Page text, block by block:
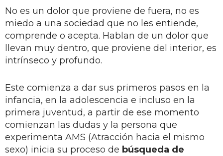
No es un dolor que proviene de fuera, no es
miedo a una sociedad que no les entiende,
comprende o acepta. Hablan de un dolor que
llevan muy dentro, que proviene del interior, es
intrínseco y profundo.
Este comienza a dar sus primeros pasos en la
infancia, en la adolescencia e incluso en la
primera juventud, a partir de ese momento
comienzan las dudas y la persona que
experimenta AMS (Atracción hacia el mismo
sexo) inicia su proceso de búsqueda de